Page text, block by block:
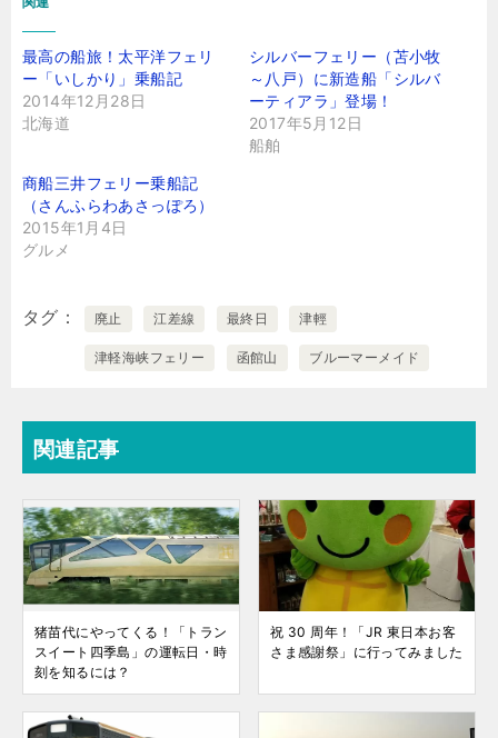
最高の船旅！太平洋フェリ
ー「いしかり」乗船記
2014年12月28日
北海道
シルバーフェリー（苫小牧
～八戸）に新造船「シルバ
ーティアラ」登場！
2017年5月12日
船舶
商船三井フェリー乗船記
（さんふらわあさっぽろ）
2015年1月4日
グルメ
タグ 廃止 江差線 最終日 津輕
津軽海峡フェリー 函館山 ブルーマーメイド
関連記事
猪苗代にやってくる！「トラン
スイート四季島」の運転日・時
刻を知るには？
祝 30 周年！「JR 東日本お客
さま感謝祭」に行ってみました